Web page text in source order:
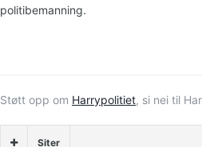
politibemanning.
Siter
Støtt opp om Harrypolitiet, si nei til